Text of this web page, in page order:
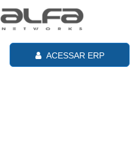
ACESSAR ERP